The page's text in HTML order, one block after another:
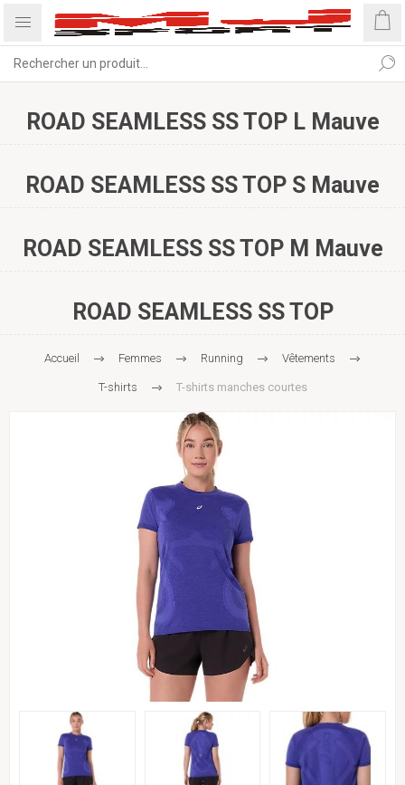
ROAD SEAMLESS SS TOP L Mauve
ROAD SEAMLESS SS TOP S Mauve
ROAD SEAMLESS SS TOP M Mauve
ROAD SEAMLESS SS TOP
Accueil Femmes Running Vêtements
T-shirts T-shirts manches courtes